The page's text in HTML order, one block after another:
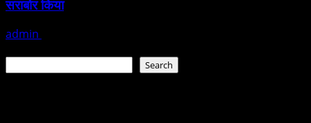
सराबोर किया
admin
Search